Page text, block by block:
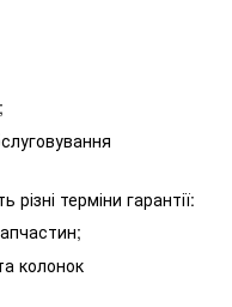
різні терміни гарантії:
колонок